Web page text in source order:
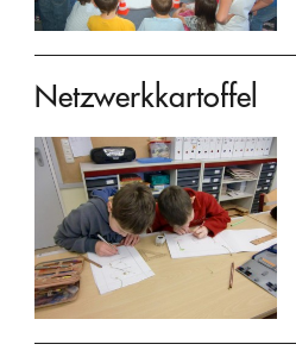
Netzwerkkartoffel